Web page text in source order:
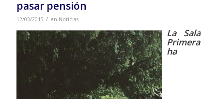
pasar pensión
12/03/2015 / en Noticias
La Sala
Primera
ha